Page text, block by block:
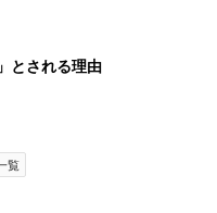
とされる理由
覧